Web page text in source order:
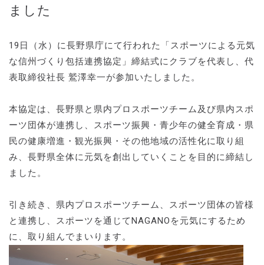
ました
19日（水）に長野県庁にて行われた「スポーツによる元気
な信州づくり包括連携協定」締結式にクラブを代表し、代
表取締役社長 鷲澤幸一が参加いたしました。
本協定は、長野県と県内プロスポーツチーム及び県内スポ
ーツ団体が連携し、スポーツ振興・青少年の健全育成・県
民の健康増進・観光振興・その他地域の活性化に取り組
み、長野県全体に元気を創出していくことを目的に締結し
ました。
引き続き、県内プロスポーツチーム、スポーツ団体の皆様
と連携し、スポーツを通じてNAGANOを元気にするため
に、取り組んでまいります。